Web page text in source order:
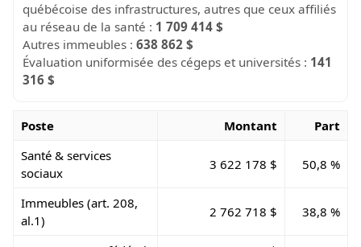
québécoise des infrastructures, autres que ceux affiliés
au réseau de la santé : 1 709 414 $
Autres immeubles :638 862 $
Évaluation uniformisée des cégeps et universités : 141
316 $
Poste Montant
Part
Santé & services
sociaux
3 622 178 $ 50,8 %
Immeubles (art. 208,
al.1)
2 762 718 $ 38,8 %